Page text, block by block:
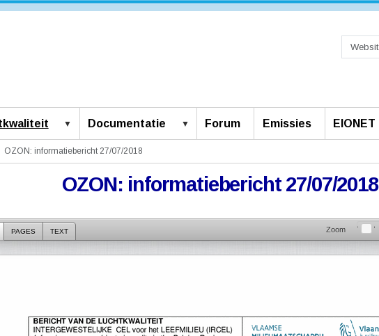
Documentatie Forum Emissies EIONET
OZON: informatiebericht 27/07/2018
OZON: informatiebericht 27/07/2018
PAGES TEXT Zoom